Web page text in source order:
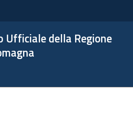
Ufficiale della Regione